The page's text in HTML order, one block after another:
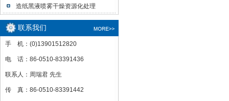
造纸黑液喷雾干燥资源化处理
联系我们
手 机：(0)13901512820
电 话：86-0510-83391436
联系人：周瑞君 先生
传 真：86-0510-83391442